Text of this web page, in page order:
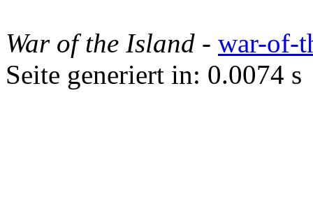
War of the Island - war-of-
Seite generiert in: 0.0074 s